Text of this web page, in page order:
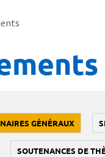
GÉNÉRAUX
SOUTENANCES DE